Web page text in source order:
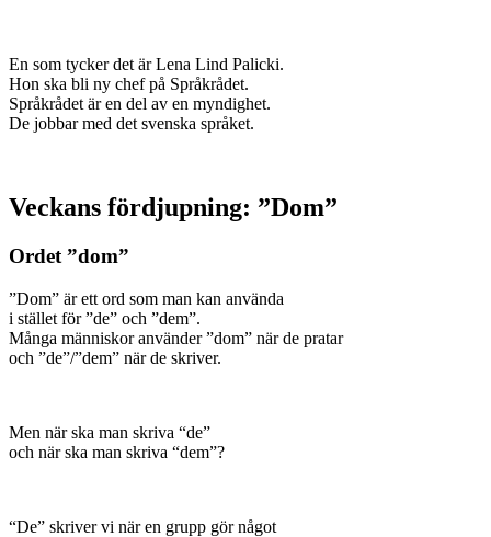
En som tycker det är Lena Lind Palicki.
Hon ska bli ny chef på Språkrådet.
Språkrådet är en del av en myndighet.
De jobbar med det svenska språket.
Veckans fördjupning: ”Dom”
Ordet ”dom”
”Dom” är ett ord som man kan använda
i stället för ”de” och ”dem”.
Många människor använder ”dom” när de pratar
och ”de”/”dem” när de skriver.
Men när ska man skriva “de”
och när ska man skriva “dem”?
“De” skriver vi när en grupp gör något